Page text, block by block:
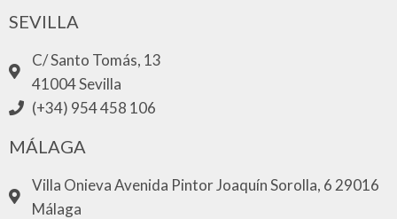
SEVILLA
C/ Santo Tomás, 13
41004 Sevilla
(+34) 954 458 106
MÁLAGA
Villa Onieva Avenida Pintor Joaquín Sorolla, 6 29016
Málaga